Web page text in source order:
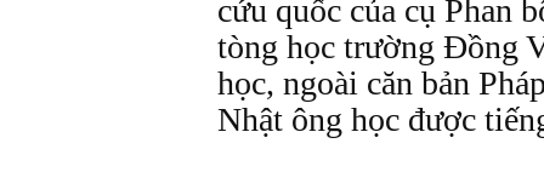
cứu quốc của cụ Phan
tòng học trường Đồng
học, ngoài căn bản
Nhật ông học được